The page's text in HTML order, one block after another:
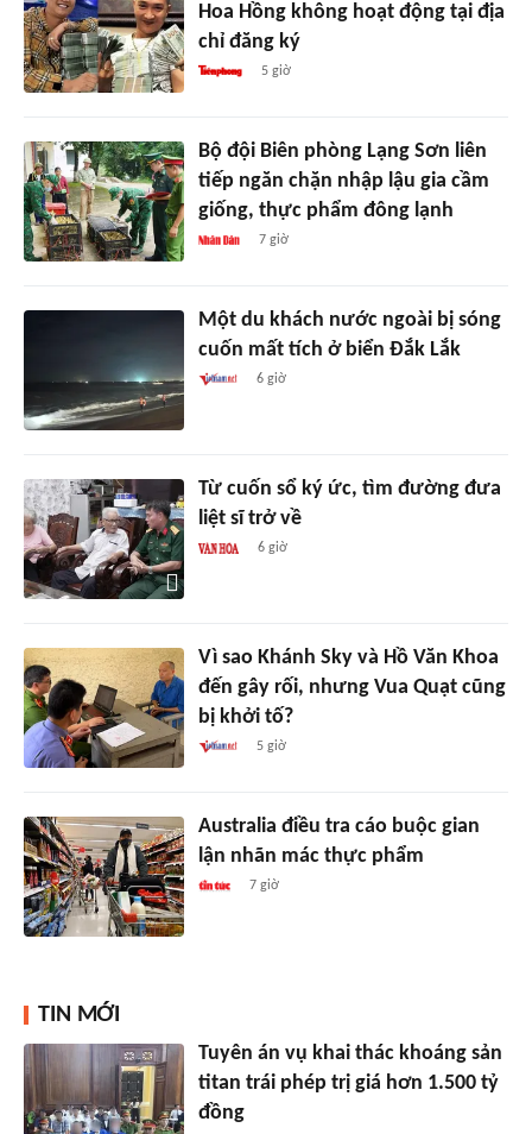
Hoa Hồng không hoạt động tại địa
chỉ đăng ký
5 giờ
Bộ đội Biên phòng Lạng Sơn liên
tiếp ngăn chặn nhập lậu gia cầm
giống, thực phẩm đông lạnh
7 giờ
Một du khách nước ngoài bị sóng
cuốn mất tích ở biển Đắk Lắk
6 giờ
Từ cuốn sổ ký ức, tìm đường đưa
liệt sĩ trở về
6 giờ
Vì sao Khánh Sky và Hồ Văn Khoa
đến gây rối, nhưng Vua Quạt cũng
bị khởi tố?
5 giờ
Australia điều tra cáo buộc gian
lận nhãn mác thực phẩm
7 giờ
TIN MỚI
Tuyên án vụ khai thác khoáng sản
titan trái phép trị giá hơn 1.500 tỷ
đồng